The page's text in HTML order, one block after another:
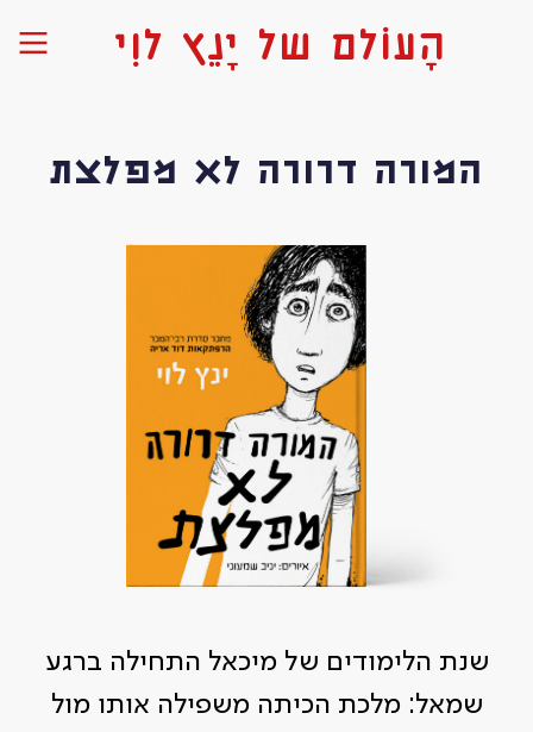
הָעוֹלם של יָנֵץ לוִי
המורה דרורה לא מפלצת
שנת הלימודים של מיכאל התחילה ברגע
שמאל: מלכת הכיתה משפילה אותו מול